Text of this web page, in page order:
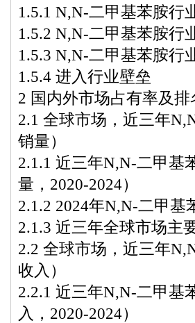
1.5.1 N,N-二甲基苯胺行
1.5.2 N,N-二甲基苯胺行
1.5.3 N,N-二甲基苯胺行
1.5.4 进入行业壁垒
2 国内外市场占有率及排
2.1 全球市场，近三年
销量）
2.1.1 近三年N,N-二甲基
量，2020-2024）
2.1.2 2024年N,N-二甲
2.1.3 近三年全球市场主
2.2 全球市场，近三年
收入）
2.2.1 近三年N,N-二甲基
入，2020-2024）